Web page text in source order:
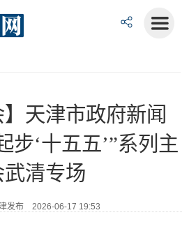
】天津市政府新闻
步‘十五五’”系列主
清专场
发布 2026-06-17 19:53